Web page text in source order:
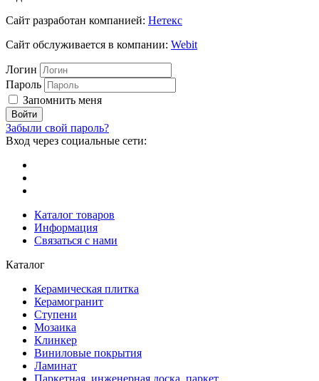
Сайт разработан компанией: Нетекс
Сайт обслуживается в компании: Webit
Логин
Пароль
Запомнить меня
Забыли свой пароль?
Вход через социальные сети:
Каталог товаров
Информация
Связаться с нами
Каталог
Керамическая плитка
Керамогранит
Ступени
Мозаика
Клинкер
Виниловые покрытия
Ламинат